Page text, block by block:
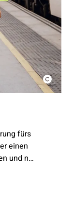
fürs
einen
und neu
pro